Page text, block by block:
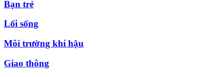
Bạn trẻ
Lối sống
Môi trường khí hậu
Giao thông